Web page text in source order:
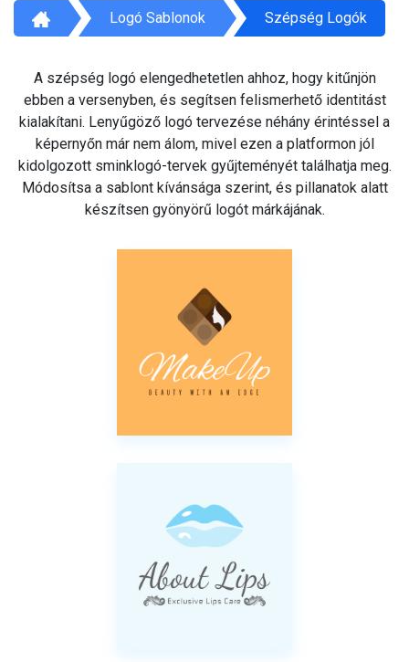
Logó Sablonok Szépség Logók
A szépség logó elengedhetetlen ahhoz, hogy kitűnjön
ebben a versenyben, és segítsen felismerhető identitást
kialakítani. Lenyűgöző logó tervezése néhány érintéssel a
képernyőn már nem álom, mivel ezen a platformon jól
kidolgozott sminklogó-tervek gyűjteményét találhatja meg.
Módosítsa a sablont kívánsága szerint, és pillanatok alatt
készítsen gyönyörű logót márkájának.